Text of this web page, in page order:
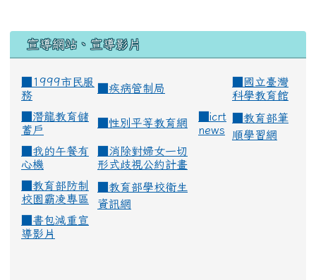
宣導網站、宣導影片
■1999市民服
務
疾病管制局
國立臺灣
科學教育館
潛龍教育儲
蓄戶
性別平等教育網
icrt
news
教育部筆
順學習網
我的午餐有
心機
消除對婦女一切
形式歧視公約計畫
教育部防制
校園霸凌專區
教育部學校衛生
資訊網
書包減重宣
導影片